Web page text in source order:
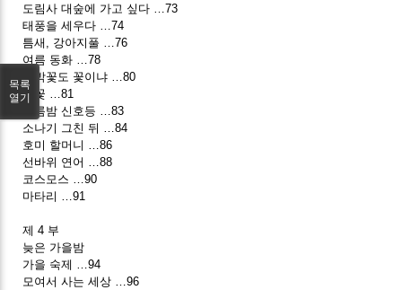
도림사 대숲에 가고 싶다 …73
태풍을 세우다 …74
틈새, 강아지풀 …76
여름 동화 …78
호박꽃도 꽃이냐 …80
비꽃 …81
여름밤 신호등 …83
소나기 그친 뒤 …84
호미 할머니 …86
선바위 연어 …88
코스모스 …90
마타리 …91
제 4 부
늦은 가을밤
가을 숙제 …94
모여서 사는 세상 …96
목록
열기